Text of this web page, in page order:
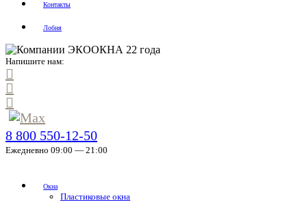
Контакты
Лобня
Напишите нам:
8 800 550-12-50
Ежедневно 09:00 — 21:00
Окна
Пластиковые окна